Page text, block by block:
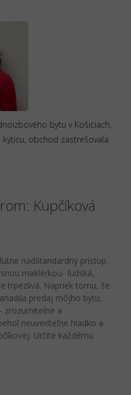
bytu v Košiciach,
obchod zastrešovala
Kupčíková
nadštandardný prístup.
maklérkou- ľudská,
trpezlivá. Napriek tomu, že
predaj môjho bytu,
zrozumiteľne a
neuveriteľne hladko a
Určite každému